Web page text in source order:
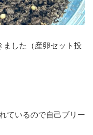
した（産卵セット投
ているので自己ブリー